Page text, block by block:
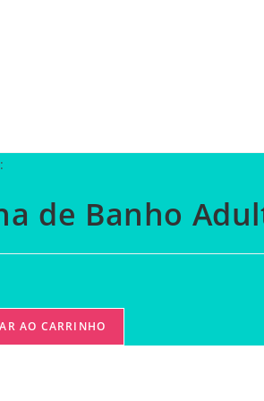
de Banho
AO CARRINHO